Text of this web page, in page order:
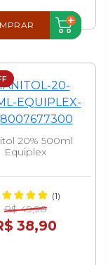
20% 500ml
Equiplex
(1)
R$ 49,90
38,90